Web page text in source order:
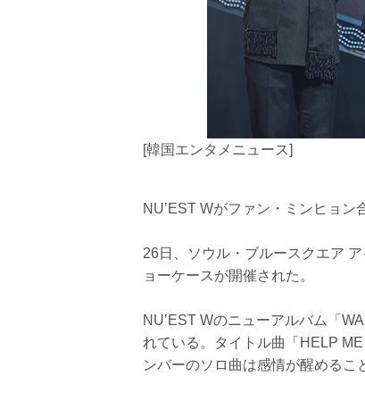
[韓国エンタメニュース]
NU’EST Wがファン・ミンヒョン
26日、ソウル・ブルースクエア
ョーケースが開催された。
NU’EST Wのニューアルバム「
れている。タイトル曲「HELP
ンバーのソロ曲は感情が醒めるこ